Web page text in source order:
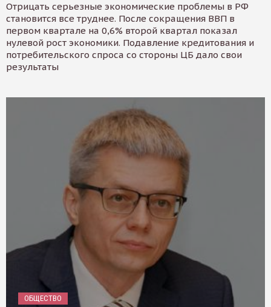
Отрицать серьезные экономические проблемы в РФ
становится все труднее. После сокращения ВВП в
первом квартале на 0,6% второй квартал показал
нулевой рост экономики. Подавление кредитования и
потребительского спроса со стороны ЦБ дало свои
результаты
ОБЩЕСТВО